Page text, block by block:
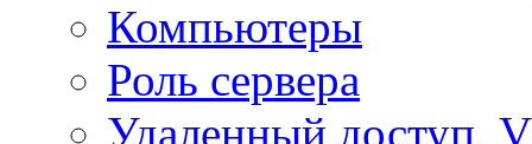
Компьютеры
Роль сервера
Удаленный доступ,